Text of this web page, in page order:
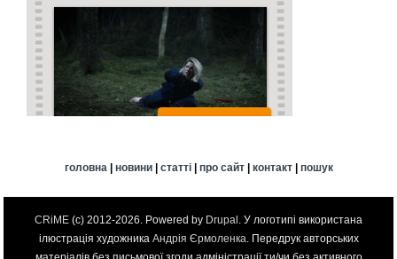
головна | новини| статті| про сайт| контакт| пошук
CRiME (c) 2012-2026. Powered by Drupal . У логотипі використана
ілюстрація художника Андрія Єрмоленка . Передрук авторських